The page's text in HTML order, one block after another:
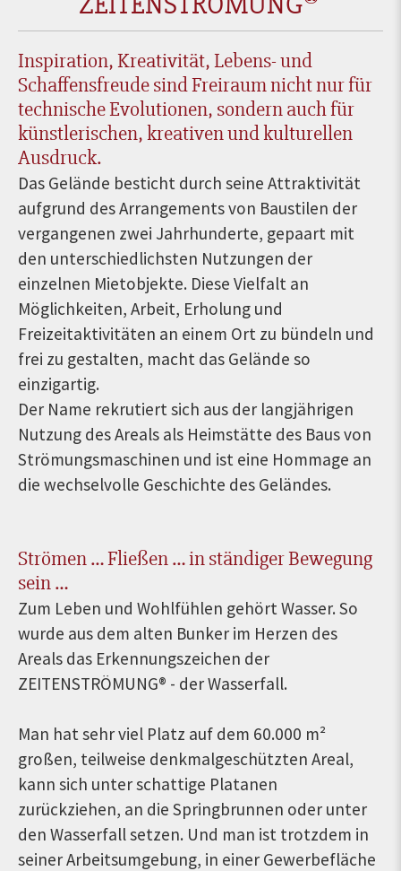
Inspiration, Kreativität, Lebens- und
Schaffensfreude sind Freiraum nicht nur für
technische Evolutionen, sondern auch für
künstlerischen, kreativen und kulturellen
Ausdruck.
Das Gelände besticht durch seine Attraktivität
aufgrund des Arrangements von Baustilen der
vergangenen zwei Jahrhunderte, gepaart mit
den unterschiedlichsten Nutzungen der
einzelnen Mietobjekte. Diese Vielfalt an
Möglichkeiten, Arbeit, Erholung und
Freizeitaktivitäten an einem Ort zu bündeln und
frei zu gestalten, macht das Gelände so
einzigartig.
Der Name rekrutiert sich aus der langjährigen
Nutzung des Areals als Heimstätte des Baus von
Strömungsmaschinen und ist eine Hommage an
die wechselvolle Geschichte des Geländes.
Strömen … Fließen … in ständiger Bewegung
sein …
Zum Leben und Wohlfühlen gehört Wasser. So
wurde aus dem alten Bunker im Herzen des
Areals das Erkennungszeichen der
ZEITENSTRÖMUNG® - der Wasserfall.
Man hat sehr viel Platz auf dem 60.000 m²
großen, teilweise denkmalgeschützten Areal,
kann sich unter schattige Platanen
zurückziehen, an die Springbrunnen oder unter
den Wasserfall setzen. Und man ist trotzdem in
seiner Arbeitsumgebung, in einer Gewerbefläche